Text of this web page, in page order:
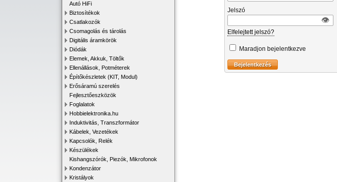
Autó HiFi
Biztosítékok
Csatlakozók
Csomagolás és tárolás
Digitális áramkörök
Diódák
Elemek, Akkuk, Töltők
Ellenállások, Potméterek
Építőkészletek (KIT, Modul)
Erősáramú szerelés
Fejlesztőeszközök
Foglalatok
Hobbielektronika.hu
Induktivitás, Transzformátor
Kábelek, Vezetékek
Kapcsolók, Relék
Készülékek
Kishangszórók, Piezók, Mikrofonok
Kondenzátor
Kristályok
Jelszó
👁︎
Elfelejtett jelszó?
Maradjon bejelentkezve